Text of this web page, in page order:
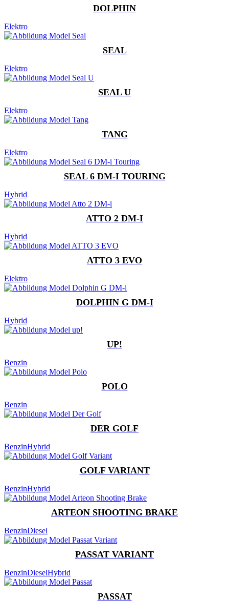
DOLPHIN
Elektro
SEAL
Elektro
SEAL U
Elektro
TANG
Elektro
SEAL 6 DM-I TOURING
Hybrid
ATTO 2 DM-I
Hybrid
ATTO 3 EVO
Elektro
DOLPHIN G DM-I
Hybrid
UP!
Benzin
POLO
Benzin
DER GOLF
BenzinHybrid
GOLF VARIANT
BenzinHybrid
ARTEON SHOOTING BRAKE
BenzinDiesel
PASSAT VARIANT
BenzinDieselHybrid
PASSAT